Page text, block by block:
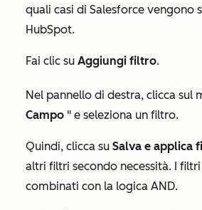
quali casi di Salesforce vengono
HubSpot.
Fai clic su Aggiungi filtro.
Nel pannello di destra, clicca sul
Campo " e seleziona un filtro.
Quindi, clicca su Salva e applica
altri filtri secondo necessità. I
combinati con la logica AND.